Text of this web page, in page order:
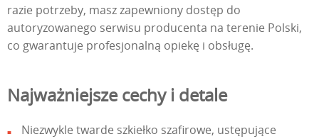
razie potrzeby, masz zapewniony dostęp do
autoryzowanego serwisu producenta na terenie Polski,
co gwarantuje profesjonalną opiekę i obsługę.
Najważniejsze cechy i detale
Niezwykle twarde szkiełko szafirowe, ustępujące